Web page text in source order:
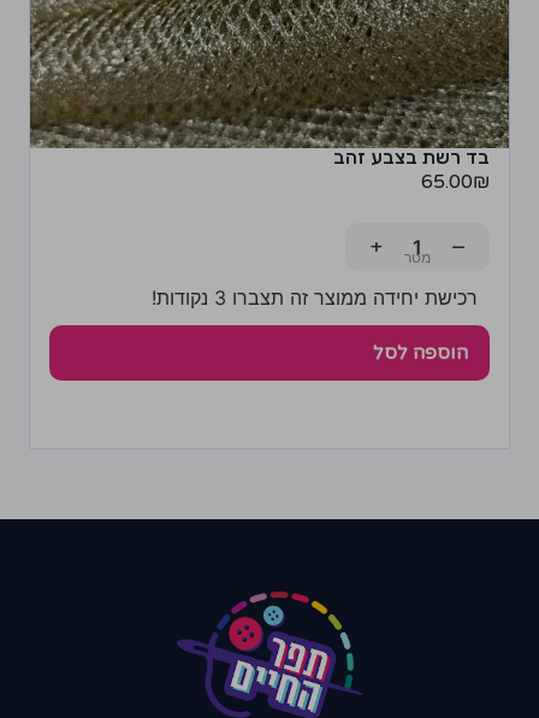
בד רשת בצבע זהב
65.00₪
−
+
רכישת יחידה ממוצר זה תצברו 3 נקודות!
הוספה לסל